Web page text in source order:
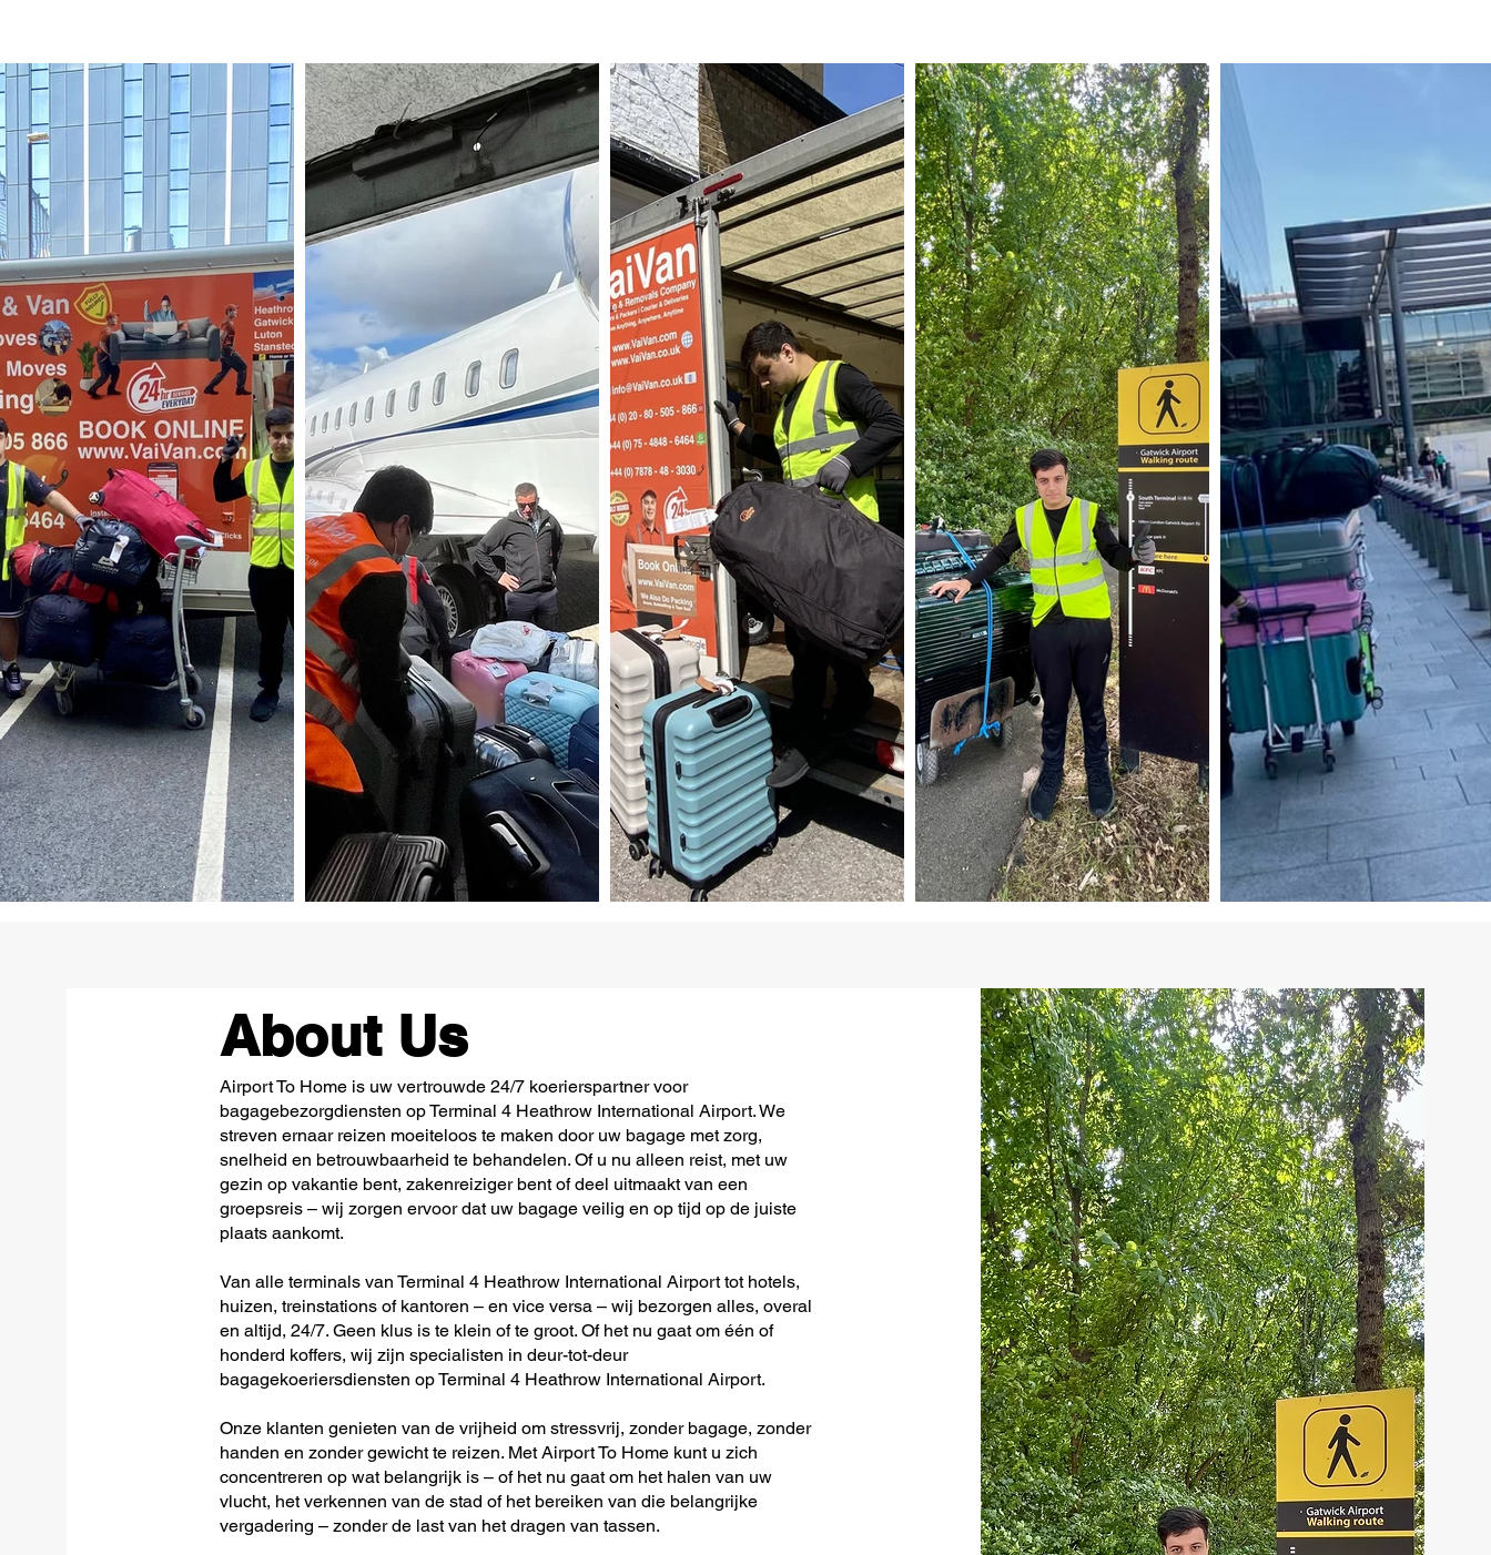
About Us
Airport To Home is uw vertrouwde 24/7 koerierspartner voor
bagagebezorgdiensten op Terminal 4 Heathrow International Airport. We
streven ernaar reizen moeiteloos te maken door uw bagage met zorg,
snelheid en betrouwbaarheid te behandelen. Of u nu alleen reist, met uw
gezin op vakantie bent, zakenreiziger bent of deel uitmaakt van een
groepsreis – wij zorgen ervoor dat uw bagage veilig en op tijd op de juiste
plaats aankomt.
Van alle terminals van Terminal 4 Heathrow International Airport tot hotels,
huizen, treinstations of kantoren – en vice versa – wij bezorgen alles, overal
en altijd, 24/7. Geen klus is te klein of te groot. Of het nu gaat om één of
honderd koffers, wij zijn specialisten in deur-tot-deur
bagagekoeriersdiensten op Terminal 4 Heathrow International Airport.
Onze klanten genieten van de vrijheid om stressvrij, zonder bagage, zonder
handen en zonder gewicht te reizen. Met Airport To Home kunt u zich
concentreren op wat belangrijk is – of het nu gaat om het halen van uw
vlucht, het verkennen van de stad of het bereiken van die belangrijke
vergadering – zonder de last van het dragen van tassen.